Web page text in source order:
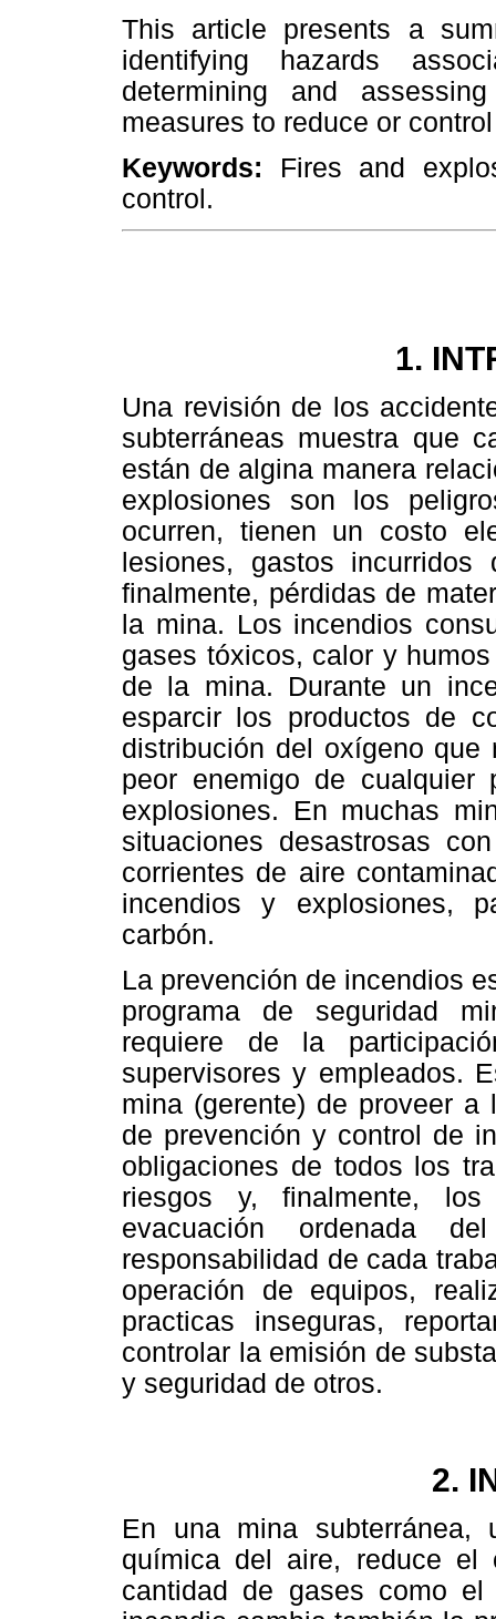
This article presents a
identifying hazards
determining and
measures to reduce or
Keywords: Fires and
control.
1.
Una revisión de los
subterráneas muestra que
están de algina manera
explosiones son los
ocurren, tienen un costo
lesiones, gastos
finalmente, pérdidas de
la mina. Los incendios
gases tóxicos, calor y
de la mina. Durante un
esparcir los productos de
distribución del oxígeno
peor enemigo de cualquier
explosiones. En muchas
situaciones desastrosas
corrientes de aire
incendios y explosiones,
carbón.
La prevención de incendios
programa de seguridad
requiere de la
supervisores y empleados.
mina (gerente) de proveer a
de prevención y control de
obligaciones de todos los
riesgos y, finalmente,
evacuación ordenada
responsabilidad de cada
operación de equipos,
practicas inseguras,
controlar la emisión de
y seguridad de otros.
2.
En una mina subterránea,
química del aire, reduce el
cantidad de gases como